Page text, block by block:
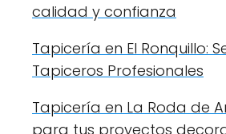
calidad y confianza
Tapicería en El Ronquillo:
Tapiceros Profesionales
Tapicería en La Roda de
para tus proyectos